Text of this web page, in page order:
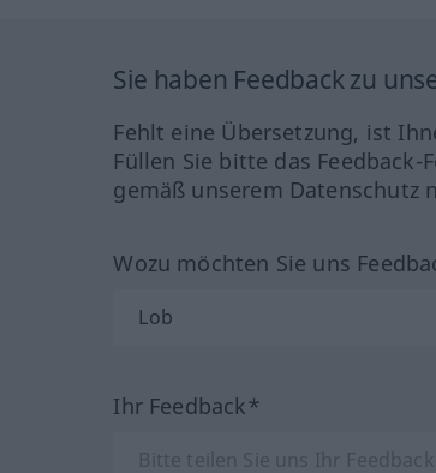
Sie haben Feedback zu
Fehlt eine Übersetzung, ist
Füllen Sie bitte das
gemäß unserem Datenschutz
Wozu möchten Sie uns
Ihr Feedback*